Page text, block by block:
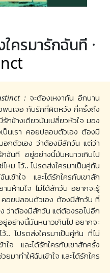
ครมารักฉันที ·
: จะต้องเหงากัน อีกนาน
บเจอ กับรักที่ผิดหวัง กี่ครั้งถึง
กข้างเดียวมันเปลี่ยวหัวใจ มอง
ป็นเรา คอยปลอบตัวเอง ต้องมี
อกตัวเอง ว่าต้องมีสักวัน แต่ว่า
ฉันที อยู่อย่างนี้มันหนาวเกินไป
หม โว้.. โปรดส่งใครมาเป็นคู่กัน
เข้าใจ และได้รักใครกับเขาสัก
มห้ามใจ ไม่ได้สักวัน อยากจะรู้
คอยปลอบตัวเอง ต้องมีสักวัน ที่
ว่าต้องมีสักวัน แต่ต้องรอไปอีก
อย่างนี้มันหนาวเกินไป อยากจะ
.. โปรดส่งใครมาเป็นคู่กัน ที่ไม่
ใจ และได้รักใครกับเขาสักครั้ง
ยมาทำให้ฉันเข้าใจ และได้รักใคร